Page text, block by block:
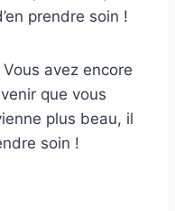
prendre soin !
avez encore
que vous
plus beau, il
soin !